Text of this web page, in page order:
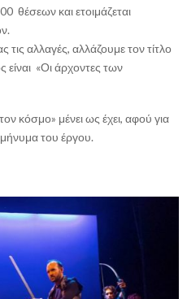
θέσεων και ετοιμάζεται
αλλαγές, αλλάζουμε τον τίτλο
«Οι άρχοντες των
κόσμο» μένει ως έχει, αφού για
του έργου.